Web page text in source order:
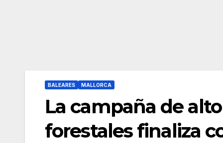
BALEARES MALLORCA
La campaña de
forestales finaliza